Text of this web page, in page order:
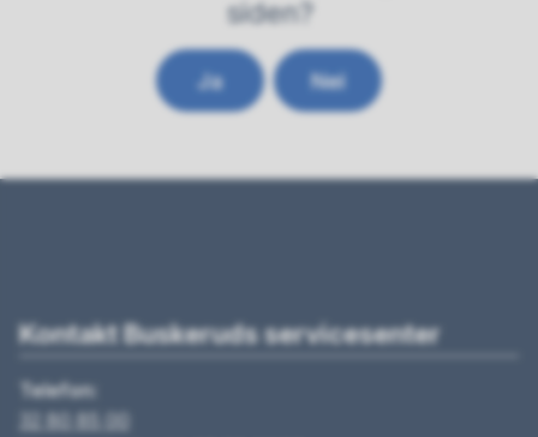
siden?
Ja Nei
Kontakt Buskeruds servicesenter
Telefon:
32 80 85 00